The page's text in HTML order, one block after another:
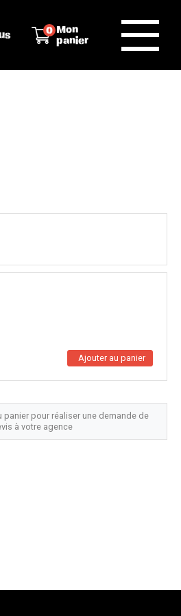
Mon
panier
0
pour réaliser une demande de
à votre agence
Ajouter au panier